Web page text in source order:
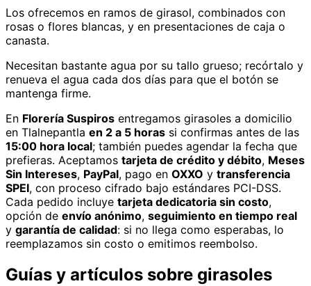
Los ofrecemos en ramos de girasol, combinados con
rosas o flores blancas, y en presentaciones de caja o
canasta.
Necesitan bastante agua por su tallo grueso; recórtalo y
renueva el agua cada dos días para que el botón se
mantenga firme.
En Florería Suspiros entregamos girasoles a domicilio
en Tlalnepantla en 2 a 5 horas si confirmas antes de las
15:00 hora local; también puedes agendar la fecha que
prefieras. Aceptamos tarjeta de crédito y débito, Meses
Sin Intereses, PayPal, pago en OXXO y transferencia
SPEI, con proceso cifrado bajo estándares PCI-DSS.
Cada pedido incluye tarjeta dedicatoria sin costo,
opción de envío anónimo, seguimiento en tiempo real
y garantía de calidad: si no llega como esperabas, lo
reemplazamos sin costo o emitimos reembolso.
Guías y artículos sobre girasoles